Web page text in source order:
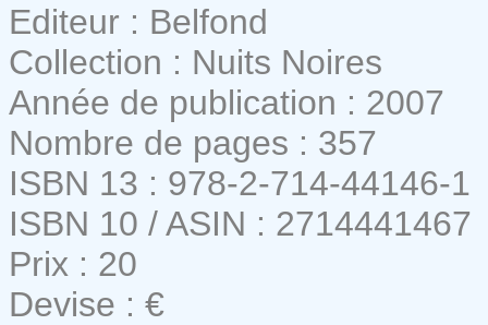
Editeur : Belfond
Collection : Nuits Noires
Année de publication : 2007
Nombre de pages : 357
ISBN 13 : 978-2-714-44146-1
ISBN 10 / ASIN : 2714441467
Prix : 20
Devise : €